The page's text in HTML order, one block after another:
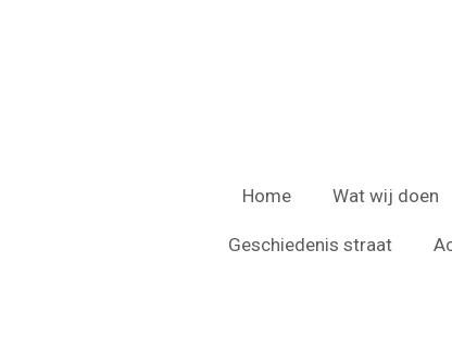
Home Wat wij doen
Geschiedenis straat